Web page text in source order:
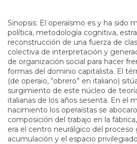
Sinopsis: El operaísmo es y ha sido
política, metodología cognitiva,
reconstrucción de una fuerza de
colectiva de interpretación y
de organización social para hacer
formas del dominio capitalista. El
(de operaio, “obrero” en italiano)
surgimiento de este núcleo de
italianas de los años sesenta. En el
nacimiento los operaístas se
composición del trabajo en la
era el centro neurálgico del proceso
acumulación y el espacio